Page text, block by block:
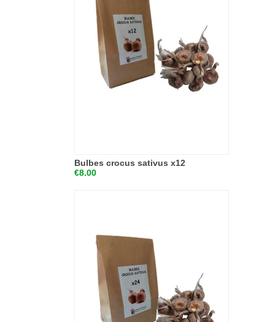
Bulbes crocus sativus x12
€8.00